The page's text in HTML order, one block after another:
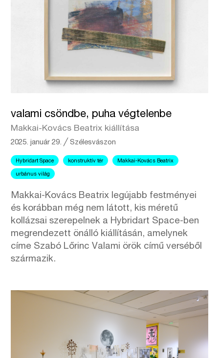
valami csöndbe, puha végtelenbe
Makkai-Kovács Beatrix kiállítása
2025. január 29. ╱Szélesvászon
Hybridart Space konstruktív tér Makkai-Kovács Beatrix
urbánus világ
Makkai-Kovács Beatrix legújabb festményei
és korábban még nem látott, kis méretű
kollázsai szerepelnek a Hybridart Space-ben
megrendezett önálló kiállításán, amelynek
címe Szabó Lőrinc Valami örök című verséből
származik.